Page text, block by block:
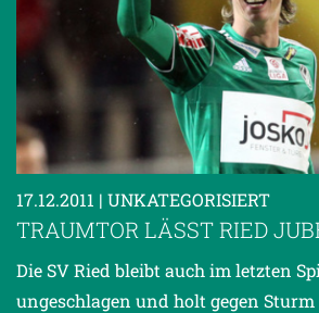
17.12.2011 | UNKATEGORISIERT
TRAUMTOR LÄSST RIED
Die SV Ried bleibt auch im letzten
ungeschlagen und holt gegen